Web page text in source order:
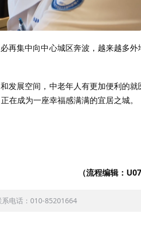
再集中向中心城区奔波，越来越多外
发展空间，中老年人有更加便利的就
在成为一座幸福感满满的宜居之城。
（流程编辑：
电话：010-85201664